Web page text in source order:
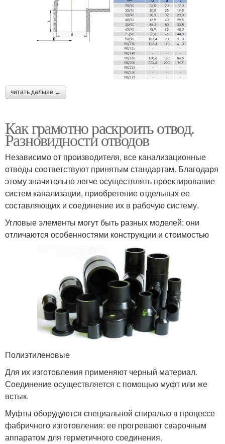
читать дальше →
Как грамотно раскроить отвод.
Разновидности отводов
Независимо от производителя, все канализационные
отводы соответствуют принятым стандартам. Благодаря
этому значительно легче осуществлять проектирование
систем канализации, приобретение отдельных ее
составляющих и соединение их в рабочую систему.
Угловые элементы могут быть разных моделей: они
отличаются особенностями конструкции и стоимостью
Полиэтиленовые
Для их изготовления применяют черный материал.
Соединение осуществляется с помощью муфт или же
встык.
Муфты оборудуются специальной спиралью в процессе
фабричного изготовления: ее прогревают сварочным
аппаратом для герметичного соединения.